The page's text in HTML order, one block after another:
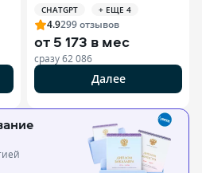
CHATGPT
+ ЕЩЕ 4
4.9299отзывов
от 5 173 в мес
сразу62 086
Далее